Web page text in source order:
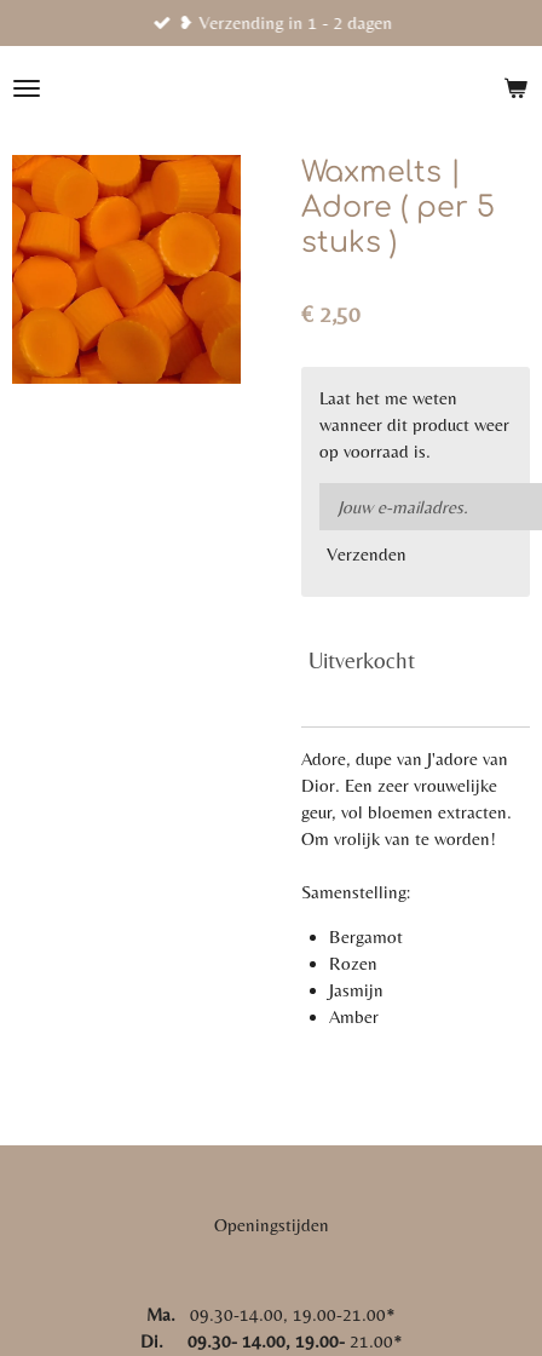
direct
naar
de
❥ Verzending in 1 - 2 dagen
Waxmelts |
Adore ( per 5
stuks )
€ 2,50
Laat het me weten
wanneer dit product weer
op voorraad is.
Verzenden
Uitverkocht
Adore, dupe van J'adore van
Dior. Een zeer vrouwelijke
geur, vol bloemen extracten.
Om vrolijk van te worden!
Samenstelling:
Bergamot
Rozen
Jasmijn
Amber
Openingstijden
Ma. 09.30-14.00, 19.00-21.00*
Di. 09.30- 14.00, 19.00- 21.00*